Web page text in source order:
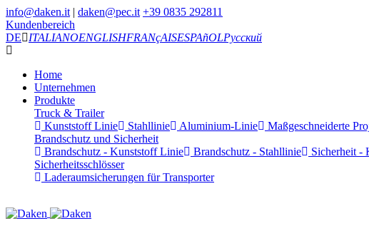
info@daken.it | daken@pec.it +39 0835 292811
Kundenbereich
DE
ITALIANOENGLISHFRANçAISESPAñOLРусский
Home
Unternehmen
Produkte
Truck & Trailer
Kunststoff Linie
Stahllinie Aluminium-Linie Maßgeschneiderte
Brandschutz und Sicherheit
Brandschutz - Kunststoff Linie
Brandschutz - Stahllinie Sicherheit -
Sicherheitsschlösser
Laderaumsicherungen für Transporter